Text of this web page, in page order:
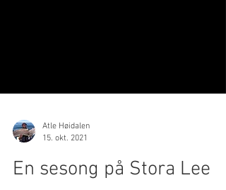
Atle Høidalen
15. okt. 2021